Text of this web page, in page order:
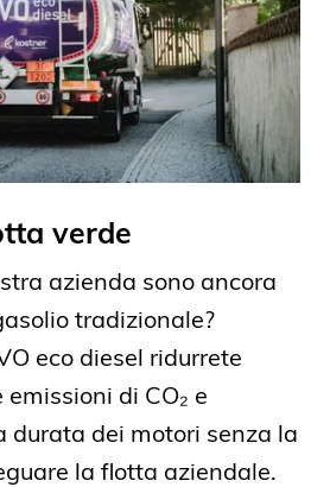
verde
azienda sono ancora
tradizionale?
eco diesel ridurrete
di CO₂ e
durata dei motori senza la
la flotta aziendale.